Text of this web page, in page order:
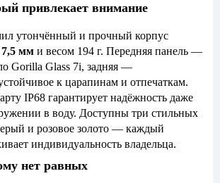
привлекает внимание
утончённый и прочный корпус
7,5 мм и весом 194 г. Передняя панель —
Gorilla Glass 7i, задняя —
к царапинам и отпечаткам.
IP68 гарантирует надёжность даже
в воду. Доступны три стильных
и розовое золото — каждый
индивидуальность владельца.
нет равных